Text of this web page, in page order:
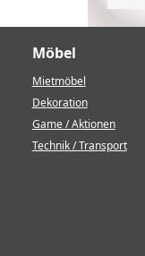
Möbel
Mietmöbel
Dekoration
Game / Aktionen
Technik / Transport